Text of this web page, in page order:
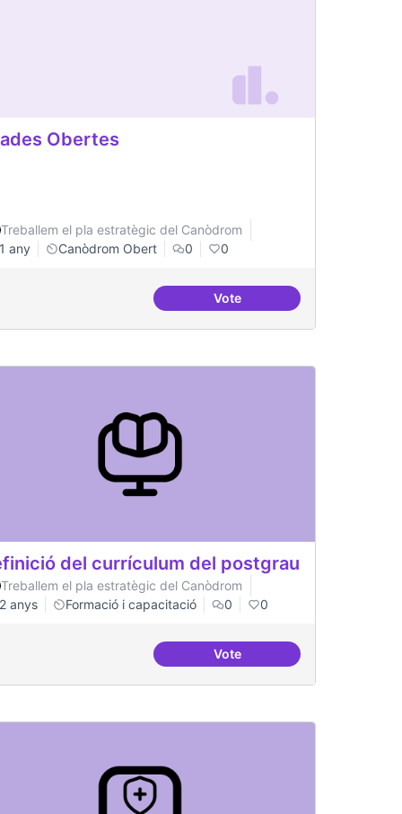
Jussana per fer formacions
Obertes
Treballem el pla estratègic del Canòdrom
1 any
Canòdrom Obert 0 0
VoteGrades Obertes
del currículum del postgrau
Treballem el pla estratègic del Canòdrom
2 anys
Formació i capacitació 0 0
VoteDefinició del currículum del